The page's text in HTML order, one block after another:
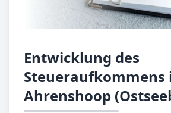
Entwicklung des
Steueraufkommens
Ahrenshoop